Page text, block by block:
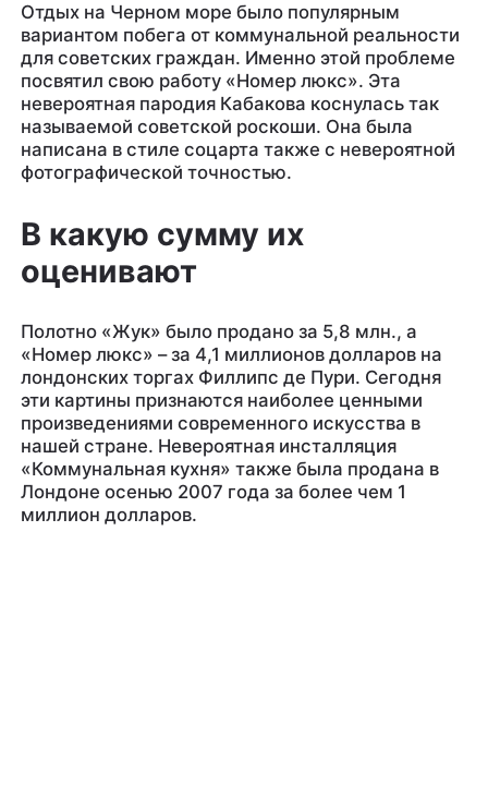
Отдых на Черном море было популярным
вариантом побега от коммунальной реальности
для советских граждан. Именно этой проблеме
посвятил свою работу «Номер люкс». Эта
невероятная пародия Кабакова коснулась так
называемой советской роскоши. Она была
написана в стиле соцарта также с невероятной
фотографической точностью.
В какую сумму их
оценивают
Полотно «Жук» было продано за 5,8 млн., а
«Номер люкс» – за 4,1 миллионов долларов на
лондонских торгах Филлипс де Пури. Сегодня
эти картины признаются наиболее ценными
произведениями современного искусства в
нашей стране. Невероятная инсталляция
«Коммунальная кухня» также была продана в
Лондоне осенью 2007 года за более чем 1
миллион долларов.